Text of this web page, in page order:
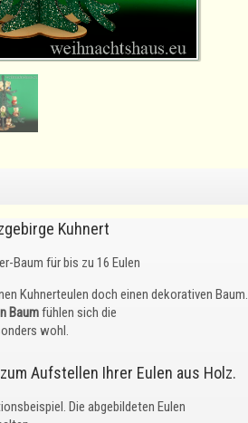
Kuhnert
Baum für bis zu 16 Eulen
Kuhnerteulen doch einen dekorativen Baum.
Baumfühlen sich die
wohl.
Aufstellen Ihrer Eulen aus Holz.
Die abgebildeten Eulen